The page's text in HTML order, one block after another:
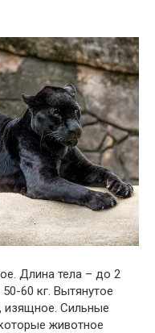
Длина тела – до 2
60 кг. Вытянутое
изящное. Сильные
животное